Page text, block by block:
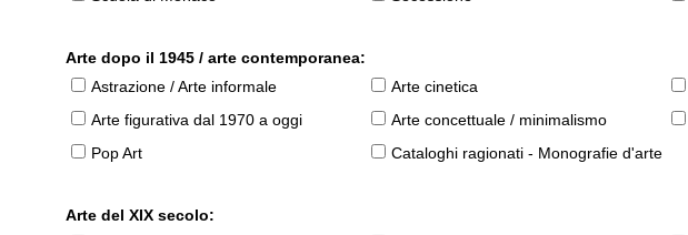
Arte dopo il 1945 / arte contemporanea:
Astrazione / Arte informale
Arte cinetica
Arte figurativa dal 1970 a oggi
Arte concettuale / minimalismo
Pop Art
Cataloghi ragionati - Monografie d'arte
Arte del XIX secolo: